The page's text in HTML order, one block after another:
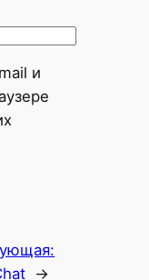
и
→